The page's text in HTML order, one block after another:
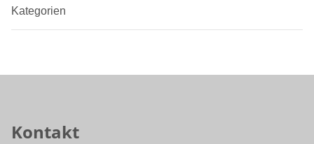
Kategorien
Kontakt